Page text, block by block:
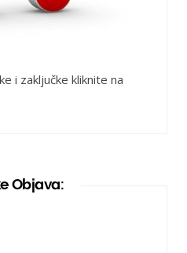
i zaključke kliknite na
Objava: